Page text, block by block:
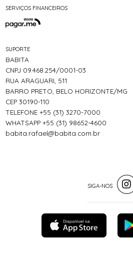
SERVIÇOS FINANCEIROS
SUPORTE
BABITA
CNPJ 09.468.254/0001-03
RUA ARAGUARI, 511
BARRO PRETO, BELO HORIZONTE/MG
CEP 30190-110
TELEFONE +55 (31) 3270-7000
WHATSAPP +55 (31) 98652-4600
babita.rafael@babita.com.br